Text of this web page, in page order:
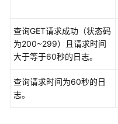
风
险
防
查询GET请求成功（状态码
为200~299）且请求时间
大于等于60秒的日志。
查询请求时间为60秒的日
志。